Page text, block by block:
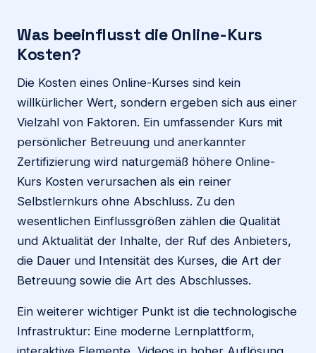
Was beeinflusst die Online-Kurs
Kosten?
Die Kosten eines Online-Kurses sind kein
willkürlicher Wert, sondern ergeben sich aus einer
Vielzahl von Faktoren. Ein umfassender Kurs mit
persönlicher Betreuung und anerkannter
Zertifizierung wird naturgemäß höhere Online-
Kurs Kosten verursachen als ein reiner
Selbstlernkurs ohne Abschluss. Zu den
wesentlichen Einflussgrößen zählen die Qualität
und Aktualität der Inhalte, der Ruf des Anbieters,
die Dauer und Intensität des Kurses, die Art der
Betreuung sowie die Art des Abschlusses.
Ein weiterer wichtiger Punkt ist die technologische
Infrastruktur: Eine moderne Lernplattform,